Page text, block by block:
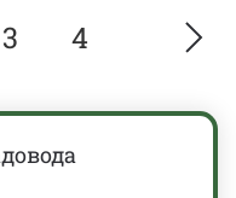
3 4